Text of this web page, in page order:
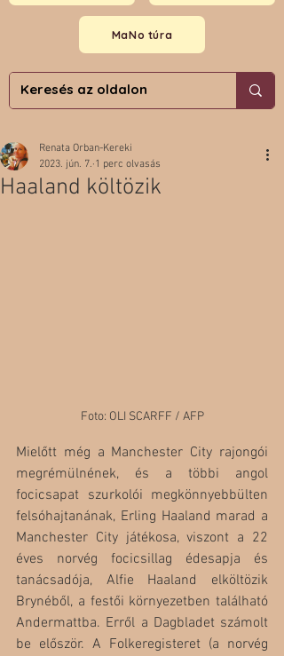
MaNo túra
Haaland költözik
Renata Orban-Kereki
2023. jún. 7. 1 perc olvasás
Foto: OLI SCARFF / AFP
Mielőtt még a Manchester City rajongói
megrémülnének, és a többi angol
focicsapat szurkolói megkönnyebbülten
felsóhajtanának, Erling Haaland marad a
Manchester City játékosa, viszont a 22
éves norvég focicsillag édesapja és
tanácsadója, Alfie Haaland elköltözik
Brynéből, a festői környezetben található
Andermattba. Erről a Dagbladet számolt
be először. A Folkeregisteret (a norvég